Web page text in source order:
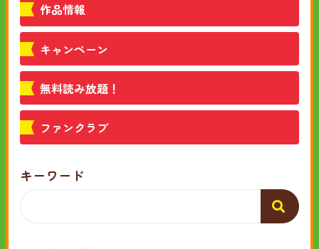
作品情報
キャンペーン
無料読み放題！
ファンクラブ
キーワード